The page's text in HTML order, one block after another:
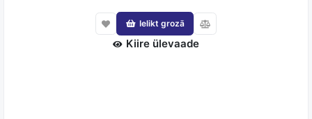
Ielikt grozā
Kiire ülevaade